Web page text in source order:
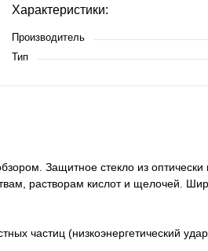
Характеристики:
Производитель
Тип
Защитное стекло из оптически
растворам кислот и щелочей.
частиц (низкоэнергетический